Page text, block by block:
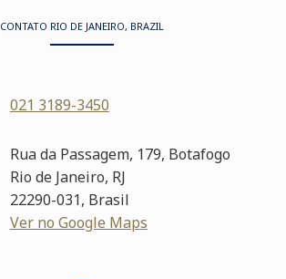
CONTATO RIO DE JANEIRO, BRAZIL
021 3189-3450
Rua da Passagem, 179, Botafogo
Rio de Janeiro, RJ
22290-031, Brasil
Ver no Google Maps